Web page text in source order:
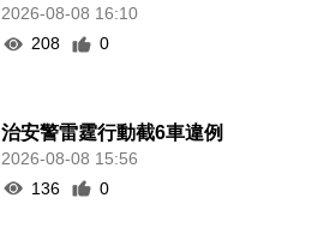
2026-08-08 16:10
208
0
治安警雷霆行動截6車違例
2026-08-08 15:56
136
0